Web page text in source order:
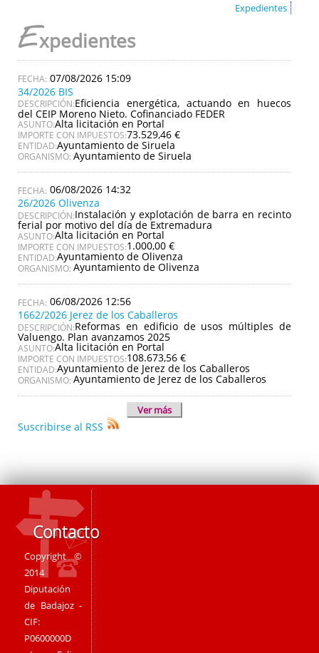
Expedientes
Expedientes
07/08/2026 15:09
34/2026 BIS
DESCRIPCIÓN:Eficiencia energética, actuando en huecos
del CEIP Moreno Nieto. Cofinanciado FEDER
ASUNTO:Alta licitación en Portal
IMPORTE CON IMPUESTOS:73.529,46 €
ENTIDAD:Ayuntamiento de Siruela
ORGANISMO: Ayuntamiento de Siruela
06/08/2026 14:32
26/2026 Olivenza
DESCRIPCIÓN:Instalación y explotación de barra en recinto
ferial por motivo del día de Extremadura
ASUNTO:Alta licitación en Portal
IMPORTE CON IMPUESTOS:1.000,00 €
ENTIDAD:Ayuntamiento de Olivenza
ORGANISMO: Ayuntamiento de Olivenza
06/08/2026 12:56
1662/2026 Jerez de los Caballeros
DESCRIPCIÓN:Reformas en edificio de usos múltiples de
Valuengo. Plan avanzamos 2025
ASUNTO:Alta licitación en Portal
IMPORTE CON IMPUESTOS:108.673,56 €
ENTIDAD:Ayuntamiento de Jerez de los Caballeros
ORGANISMO: Ayuntamiento de Jerez de los Caballeros
Ver más
Suscribirse al RSS
Contacto
Copyright ©
2014
Diputación
de Badajoz -
CIF:
P0600000D